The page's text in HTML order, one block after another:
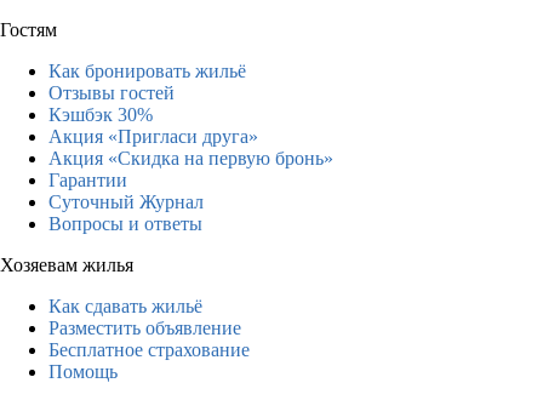
Гостям
Как бронировать жильё
Отзывы гостей
Кэшбэк 30%
Акция «Пригласи друга»
Акция «Скидка на первую бронь»
Гарантии
Суточный Журнал
Вопросы и ответы
Хозяевам жилья
Как сдавать жильё
Разместить объявление
Бесплатное страхование
Помощь